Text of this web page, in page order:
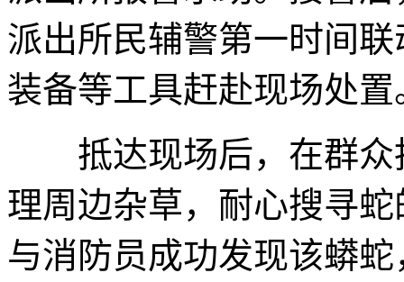
派出所民辅警第一时间
装备等工具赶赴现场处置
抵达现场后，在群众
理周边杂草，耐心搜寻
与消防员成功发现该蟒